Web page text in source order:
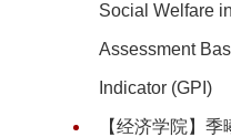
Social Welfare
Assessment
Indicator (GPI)
【经济学院】